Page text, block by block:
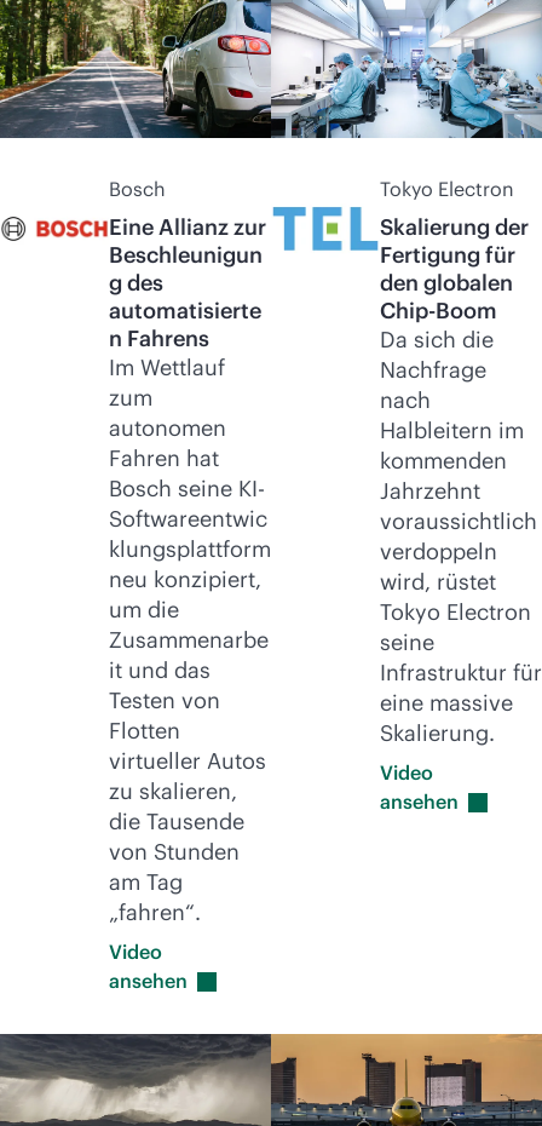
Bosch
Eine Allianz zur
Beschleunigun
g des
automatisierte
n Fahrens
Im Wettlauf
zum
autonomen
Fahren hat
Bosch seine KI-
Softwareentwic
klungsplattform
neu konzipiert,
um die
Zusammenarbe
it und das
Testen von
Flotten
virtueller Autos
zu skalieren,
die Tausende
von Stunden
am Tag
„fahren“.
Video
ansehen
Tokyo Electron
Skalierung der
Fertigung für
den globalen
Chip-Boom
Da sich die
Nachfrage
nach
Halbleitern im
kommenden
Jahrzehnt
voraussichtlich
verdoppeln
wird, rüstet
Tokyo Electron
seine
Infrastruktur für
eine massive
Skalierung.
Video
ansehen